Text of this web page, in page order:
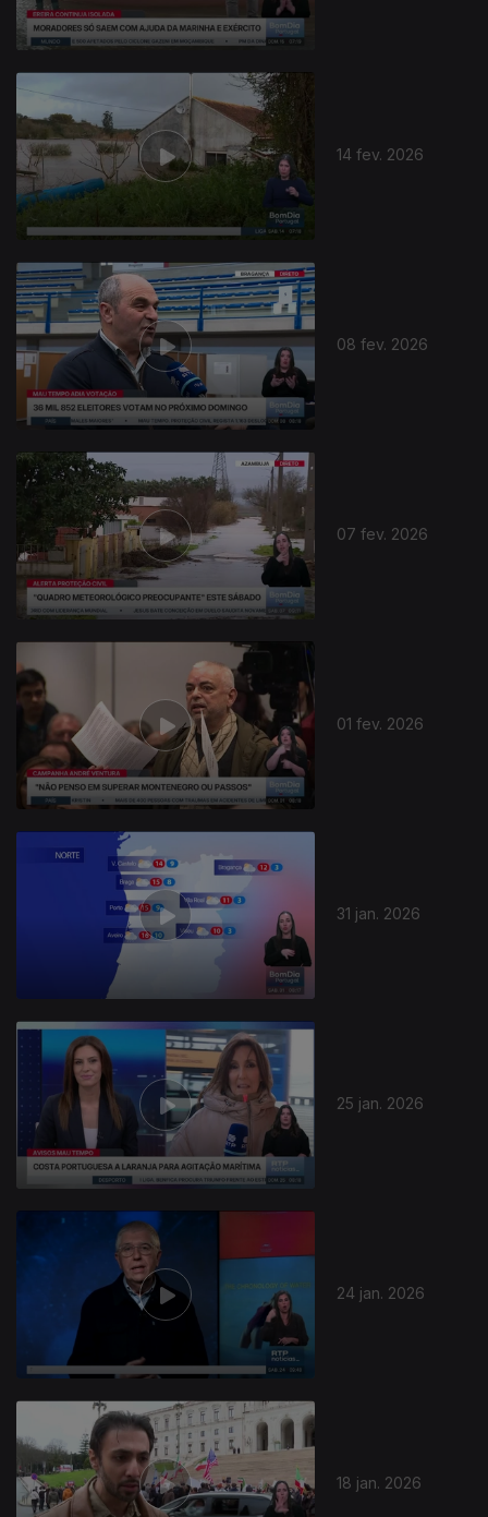
14 fev. 2026
08 fev. 2026
07 fev. 2026
01 fev. 2026
31 jan. 2026
25 jan. 2026
24 jan. 2026
18 jan. 2026